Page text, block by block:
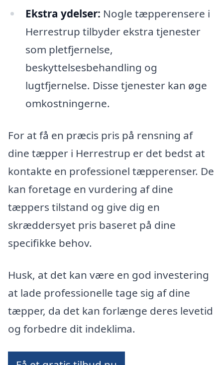
Ekstra ydelser: Nogle tæpperensere i
Herrestrup tilbyder ekstra tjenester
som pletfjernelse,
beskyttelsesbehandling og
lugtfjernelse. Disse tjenester kan øge
omkostningerne.
For at få en præcis pris på rensning af
dine tæpper i Herrestrup er det bedst at
kontakte en professionel tæpperenser. De
kan foretage en vurdering af dine
tæppers tilstand og give dig en
skræddersyet pris baseret på dine
specifikke behov.
Husk, at det kan være en god investering
at lade professionelle tage sig af dine
tæpper, da det kan forlænge deres levetid
og forbedre dit indeklima.